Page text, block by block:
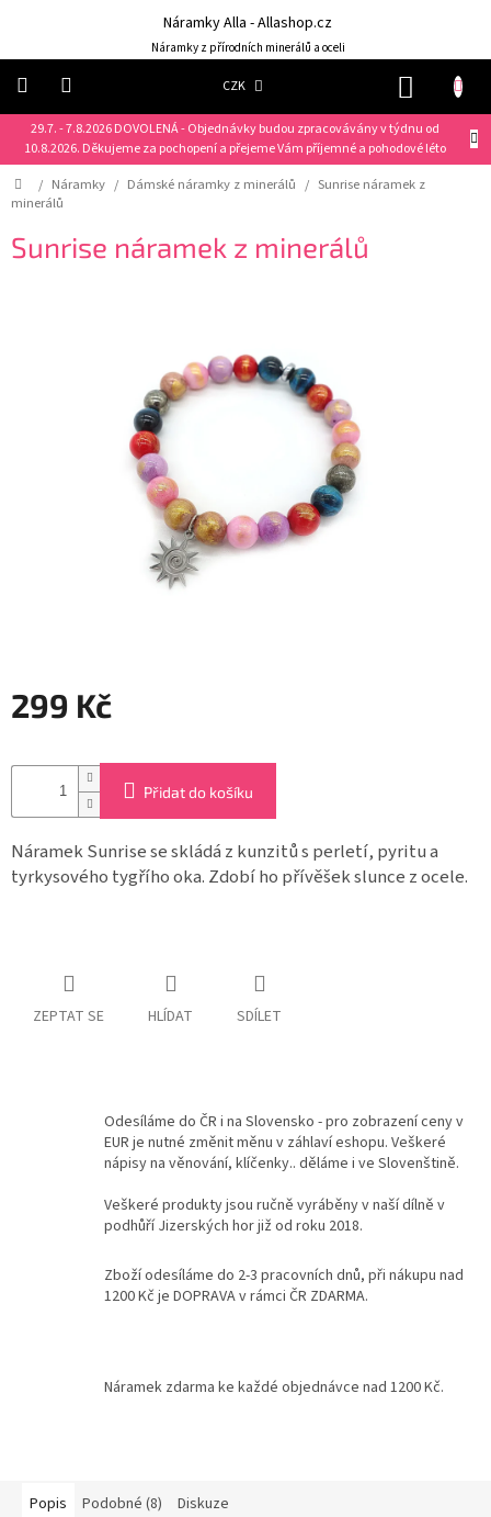
29.7. - 7.8.2026 DOVOLENÁ - Objednávky budou zpracovávány v týdnu od
10.8.2026. Děkujeme za pochopení a přejeme Vám příjemné a pohodové léto
CZK
Náramky Alla - Allashop.cz
Náramky z přírodních minerálů a oceli
Náramky
NOVINKY
❤️
Náušnice
Svíčky
Produkty
Lapače
snů
podmínky
Kontakty
Domů
/ Náramky / Dámské náramky z minerálů / Sunrise náramek z
minerálů
Sunrise náramek z minerálů
299 Kč
cena:
Přidat do košíku
Náramek Sunrise se skládá z kunzitů s perletí, pyritu a
tyrkysového tygřího oka. Zdobí ho přívěšek slunce z ocele.
ZEPTAT SE HLÍDAT SDÍLET
Odesíláme do ČR i na Slovensko - pro zobrazení ceny v
EUR je nutné změnit měnu v záhlaví eshopu. Veškeré
nápisy na věnování, klíčenky.. děláme i ve Slovenštině.
Veškeré produkty jsou ručně vyráběny v naší dílně v
podhůří Jizerských hor již od roku 2018.
Zboží odesíláme do 2-3 pracovních dnů, při nákupu nad
1200 Kč je DOPRAVA v rámci ČR ZDARMA.
Náramek zdarma ke každé objednávce nad 1200 Kč.
Popis Podobné (8) Diskuze